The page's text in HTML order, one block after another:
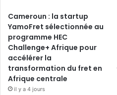
Cameroun : la startup
YamoFret sélectionnée au
programme HEC
Challenge+ Afrique pour
accélérer la
transformation du fret en
Afrique centrale
il y a 4 jours